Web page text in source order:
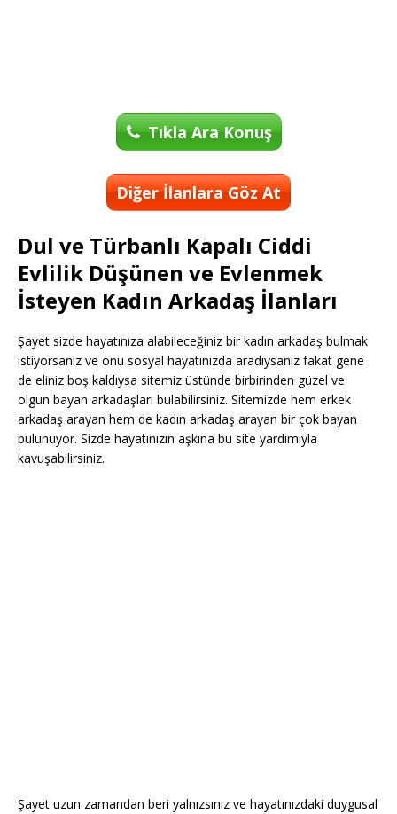
Tıkla Ara Konuş
Diğer İlanlara Göz At
Dul ve Türbanlı Kapalı Ciddi
Evlilik Düşünen ve Evlenmek
İsteyen Kadın Arkadaş İlanları
Şayet sizde hayatınıza alabileceğiniz bir kadın arkadaş bulmak
istiyorsanız ve onu sosyal hayatınızda aradıysanız fakat gene
de eliniz boş kaldıysa sitemiz üstünde birbirinden güzel ve
olgun bayan arkadaşları bulabilirsiniz. Sitemizde hem erkek
arkadaş arayan hem de kadın arkadaş arayan bir çok bayan
bulunuyor. Sizde hayatınızın aşkına bu site yardımıyla
kavuşabilirsiniz.
Şayet uzun zamandan beri yalnızsınız ve hayatınızdaki duygusal